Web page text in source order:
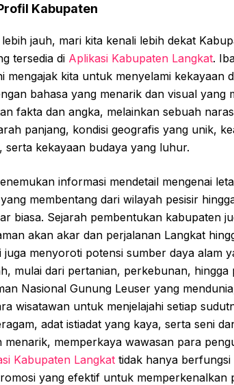
Kabupaten
jauh, mari kita kenali lebih dekat
tersedia di Aplikasi Kabupaten Langkat.
mengajak kita untuk menyelami kekayaan
bahasa yang menarik dan visual
fakta dan angka, melainkan sebuah
panjang, kondisi geografis yang unik,
serta kekayaan budaya yang luhur.
informasi mendetail mengenai
membentang dari wilayah pesisir
biasa. Sejarah pembentukan kabupaten
akan akar dan perjalanan Langkat
menyoroti potensi sumber daya alam
mulai dari pertanian, perkebunan, hingga
Nasional Gunung Leuser yang
wisatawan untuk menjelajahi setiap
adat istiadat yang kaya, serta seni
menarik, memperkaya wawasan para
Kabupaten Langkat tidak hanya
yang efektif untuk memperkenalkan